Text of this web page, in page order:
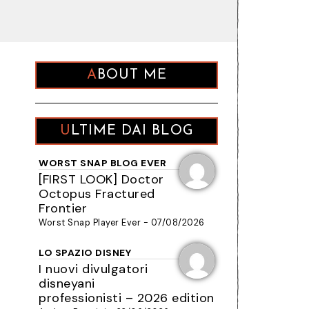
ABOUT ME
ULTIME DAI BLOG
WORST SNAP BLOG EVER
[FIRST LOOK] Doctor
Octopus Fractured
Frontier
Worst Snap Player Ever - 07/08/2026
LO SPAZIO DISNEY
I nuovi divulgatori
disneyani
professionisti – 2026 edition